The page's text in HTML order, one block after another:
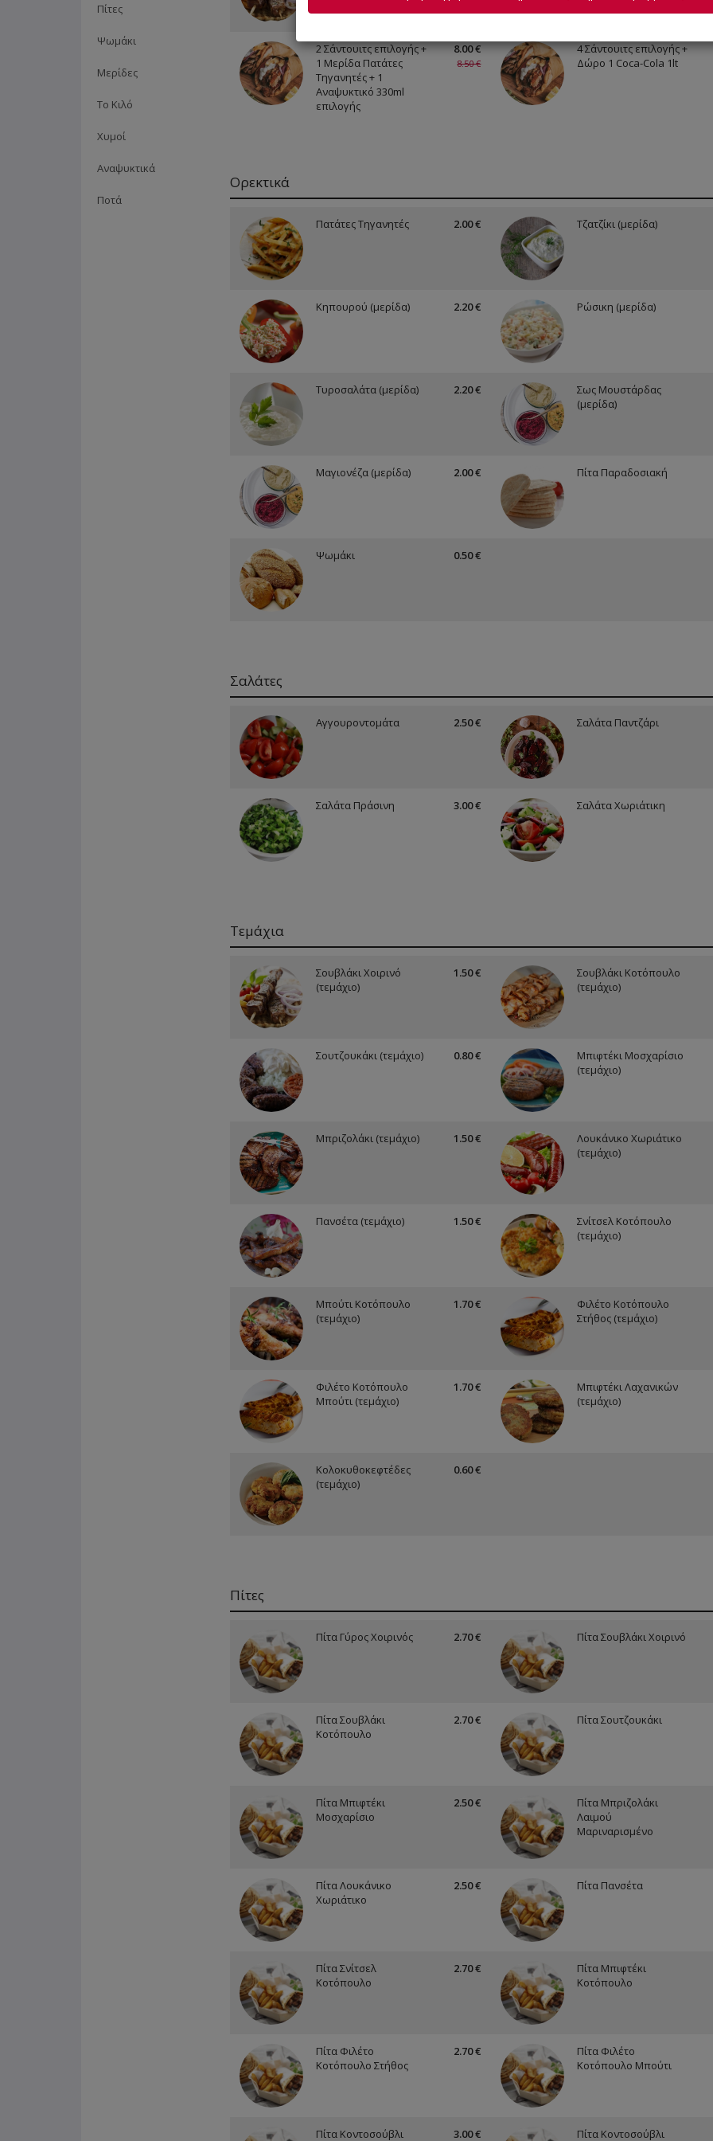
Πίτες
Ψωμάκι
Μερίδες
Το Κιλό
Χυμοί
Αναψυκτικά
Ποτά
2 Σάντουιτς επιλογής +
1 Μερίδα Πατάτες
Τηγανητές + 1
Αναψυκτικό 330ml
επιλογής
8.00 €
8.50 €
4 Σάντουιτς επιλογής +
Δώρο 1 Coca-Cola 1lt
Ορεκτικά
Πατάτες Τηγανητές 2.00 € Τζατζίκι (μερίδα)
Κηπουρού (μερίδα) 2.20 € Ρώσικη (μερίδα)
Τυροσαλάτα (μερίδα) 2.20 €
Σως Μουστάρδας
(μερίδα)
Μαγιονέζα (μερίδα) 2.00 € Πίτα Παραδοσιακή
Ψωμάκι 0.50 €
Σαλάτες
Αγγουροντομάτα 2.50 € Σαλάτα Παντζάρι
Σαλάτα Πράσινη 3.00 € Σαλάτα Χωριάτικη
Τεμάχια
Σουβλάκι Χοιρινό
(τεμάχιο)
1.50 €
Σουβλάκι Κοτόπουλο
(τεμάχιο)
Σουτζουκάκι (τεμάχιο) 0.80 €
Μπιφτέκι Μοσχαρίσιο
(τεμάχιο)
Μπριζολάκι (τεμάχιο) 1.50 €
Λουκάνικο Χωριάτικο
(τεμάχιο)
Πανσέτα (τεμάχιο) 1.50 €
Σνίτσελ Κοτόπουλο
(τεμάχιο)
Μπούτι Κοτόπουλο
(τεμάχιο)
1.70 €
Φιλέτο Κοτόπουλο
Στήθος (τεμάχιο)
Φιλέτο Κοτόπουλο
Μπούτι (τεμάχιο)
1.70 €
Μπιφτέκι Λαχανικών
(τεμάχιο)
Κολοκυθοκεφτέδες
(τεμάχιο)
0.60 €
Πίτες
Πίτα Γύρος Χοιρινός 2.70 € Πίτα Σουβλάκι Χοιρινό
Πίτα Σουβλάκι
Κοτόπουλο
2.70 € Πίτα Σουτζουκάκι
Πίτα Μπιφτέκι
Μοσχαρίσιο
2.50 €
Πίτα Μπριζολάκι
Λαιμού
Μαριναρισμένο
Πίτα Λουκάνικο
Χωριάτικο
2.50 € Πίτα Πανσέτα
Πίτα Σνίτσελ
Κοτόπουλο
2.70 €
Πίτα Μπιφτέκι
Κοτόπουλο
Πίτα Φιλέτο
Κοτόπουλο Στήθος
2.70 €
Πίτα Φιλέτο
Κοτόπουλο Μπούτι
Πίτα Κοντοσούβλι 3.00 € Πίτα Κοντοσούβλι